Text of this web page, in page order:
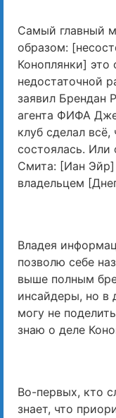
Самый главный
образом:
Коноплянки] это
недостаточной
заявил Брендан
агента ФИФА
клуб сделал всё,
состоялась. Или
Смита: [Иан
владельцем
Владея
позволю себе
выше полным
инсайдеры, но в
могу не
знаю о деле
Во-первых, кто
знает, что